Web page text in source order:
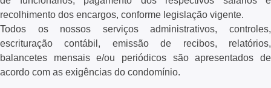
recolhimento dos encargos, conforme legislação vigente.
Todos os nossos serviços administrativos, controles,
escrituração contábil, emissão de recibos, relatórios,
balancetes mensais e/ou periódicos são apresentados de
acordo com as exigências do condomínio.